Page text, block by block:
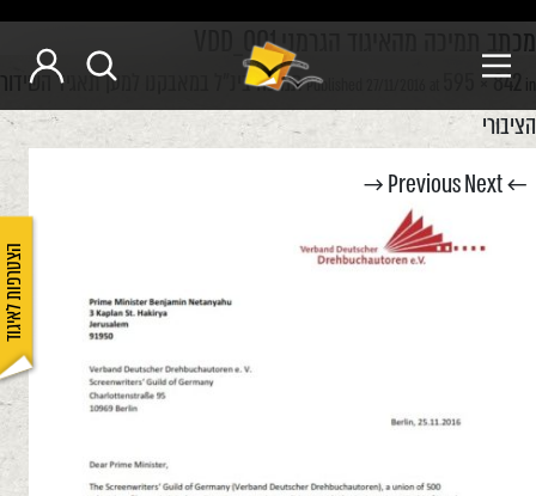
הצטרפות לאיגוד
מכתב תמיכה מהאיגוד הגרמני.VDD_001
Published 595 × 842 in
תמיכה בינ"ל במאבקנו למען תאגיד השידור
הציבורי
← Previous
Next →